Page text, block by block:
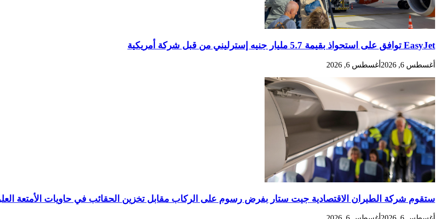
EasyJet توافق على استحواذ بقيمة 5.7 مليار جنيه إسترليني من قبل شركة أمريكية
أغسطس 6, 2026 أغسطس 6, 2026
ستقوم شركة الطيران الاقتصادية جيت ستار بفرض رسوم على الركاب مقابل تخزين الحقائب في حاويات الأمتعة